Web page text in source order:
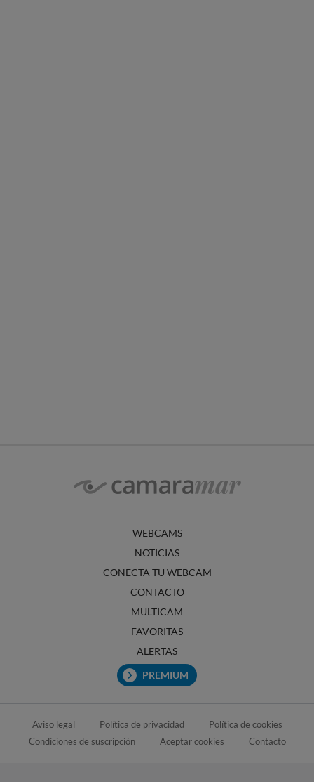
WEBCAMS
NOTICIAS
CONECTA TU WEBCAM
CONTACTO
MULTICAM
FAVORITAS
ALERTAS
PREMIUM
Aviso legal Política de privacidad
Política de cookies
Condiciones de suscripción
Aceptar cookies Contacto